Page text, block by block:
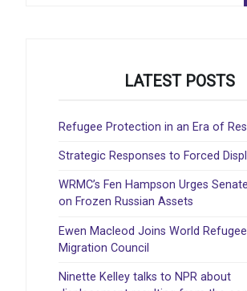
LATEST POSTS
Refugee Protection in an Era of
Strategic Responses to Forced
WRMC’s Fen Hampson Urges
on Frozen Russian Assets
Ewen Macleod Joins World
Migration Council
Ninette Kelley talks to NPR about